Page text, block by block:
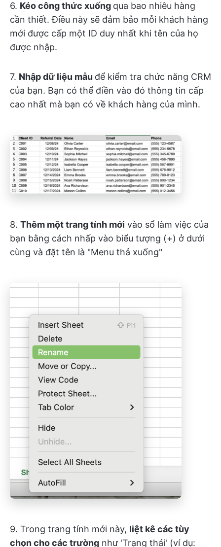
6. Kéo công thức xuống qua bao nhiêu hàng
cần thiết. Điều này sẽ đảm bảo mỗi khách hàng
mới được cấp một ID duy nhất khi tên của họ
được nhập.
7. Nhập dữ liệu mẫu để kiểm tra chức năng CRM
của bạn. Bạn có thể điền vào đó thông tin cấp
cao nhất mà bạn có về khách hàng của mình.
8. Thêm một trang tính mới vào sổ làm việc của
bạn bằng cách nhấp vào biểu tượng (+) ở dưới
cùng và đặt tên là "Menu thả xuống"
9. Trong trang tính mới này, liệt kê các tùy
chọn cho các trường như 'Trạng thái' (ví dụ: